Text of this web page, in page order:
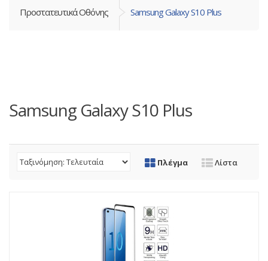
Προστατευτικά Οθόνης Samsung Galaxy S10 Plus
Samsung Galaxy S10 Plus
Πλέγμα Λίστα